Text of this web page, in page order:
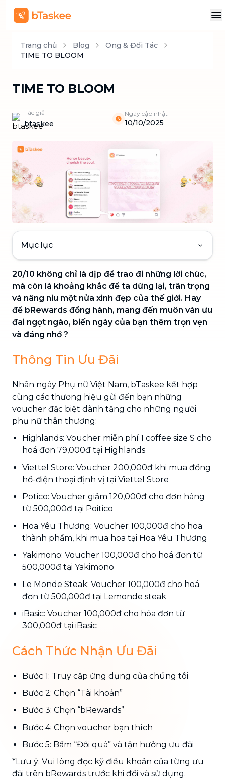
Trang chủ Blog
Ong & Đối Tác
TIME TO BLOOM
TIME TO BLOOM
Tác giả
btaskee
Ngày cập nhật
10/10/2025
Mục lục
20/10 không chỉ là dịp để trao đi những lời chúc,
mà còn là khoảng khắc để ta dừng lại, trân trọng
và nâng niu một nửa xinh đẹp của thế giới. Hãy
để bRewards đồng hành, mang đến muôn vàn ưu
đãi ngọt ngào, biến ngày của bạn thêm trọn vẹn
và đáng nhớ ?
Thông Tin Ưu Đãi
Nhân ngày Phụ nữ Việt Nam, bTaskee kết hợp
cùng các thương hiệu gửi đến bạn những
voucher đặc biệt dành tặng cho những người
phụ nữ thân thương:
Highlands: Voucher miễn phí 1 coffee size S cho
hoá đơn 79,000đ tại Highlands
Viettel Store: Voucher 200,000đ khi mua đồng
hồ-điện thoại định vị tại Viettel Store
Potico: Voucher giảm 120,000đ cho đơn hàng
từ 500,000đ tại Poitico
Hoa Yêu Thương: Voucher 100,000đ cho hoa
thành phẩm, khi mua hoa tại Hoa Yêu Thương
Yakimono: Voucher 100,000đ cho hoá đơn từ
500,000đ tại Yakimono
Le Monde Steak: Voucher 100,000đ cho hoá
đơn từ 500,000đ tại Lemonde steak
iBasic: Voucher 100,000đ cho hóa đơn từ
300,000đ tại iBasic
Cách Thức Nhận Ưu Đãi
Bước 1: Truy cập ứng dụng của chúng tôi
Bước 2: Chọn “Tài khoản”
Bước 3: Chọn “bRewards”
Bước 4: Chọn voucher bạn thích
Bước 5: Bấm “Đổi quà” và tận hưởng ưu đãi
*Lưu ý: Vui lòng đọc kỹ điều khoản của từng ưu
đãi trên bRewards trước khi đổi và sử dụng.